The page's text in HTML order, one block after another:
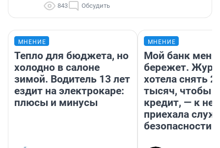
843 Обсудить
МНЕНИЕ
Тепло для бюджета, но
холодно в салоне
зимой. Водитель 13 лет
ездит на электрокаре:
плюсы и минусы
МНЕНИЕ
Мой банк меня
бережет.
хотела снять
тысяч, чтобы
кредит, — к
приехала
безопасности